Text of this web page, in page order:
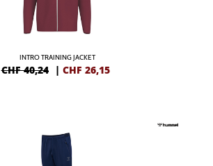
INTRO TRAINING JACKET
CHF 40,24 | CHF 26,15